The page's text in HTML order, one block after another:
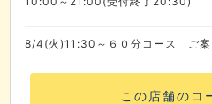
8/4(火)11:30～６０分コース ご案
この店舗のコ